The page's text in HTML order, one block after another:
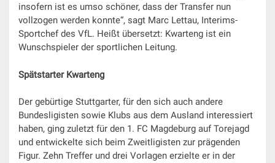
insofern ist es umso schöner, dass der Transfer nun
vollzogen werden konnte“, sagt Marc Lettau, Interims-
Sportchef des VfL. Heißt übersetzt: Kwarteng ist ein
Wunschspieler der sportlichen Leitung.
Spätstarter Kwarteng
Der gebürtige Stuttgarter, für den sich auch andere
Bundesligisten sowie Klubs aus dem Ausland interessiert
haben, ging zuletzt für den 1. FC Magdeburg auf Torejagd
und entwickelte sich beim Zweitligisten zur prägenden
Figur. Zehn Treffer und drei Vorlagen erzielte er in der